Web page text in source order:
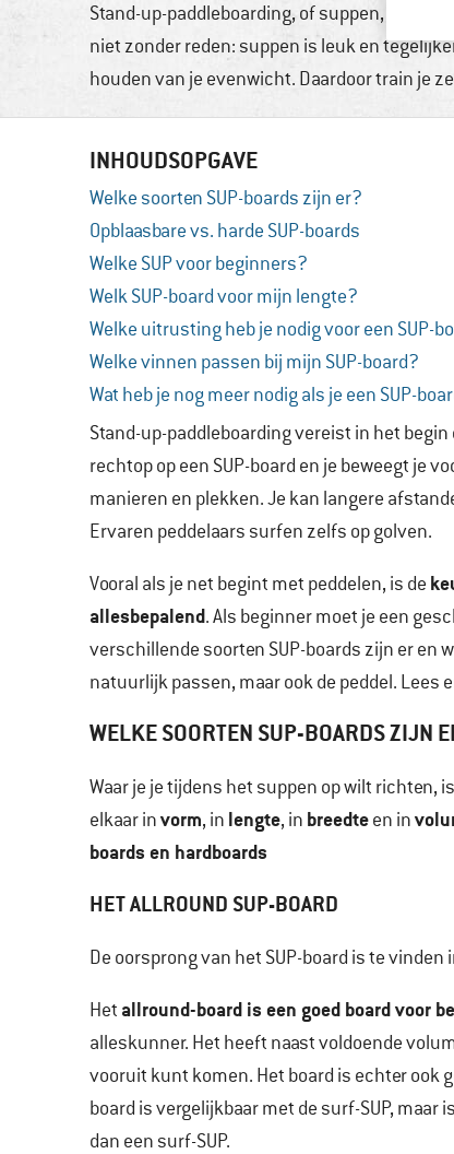
Stand-up-paddleboarding, of suppen, is niet
niet zonder reden: suppen is leuk en
houden van je evenwicht. Daardoor train je
INHOUDSOPGAVE
Welke soorten SUP-boards zijn er?
Opblaasbare vs. harde SUP-boards
Welke SUP voor beginners?
Welk SUP-board voor mijn lengte?
Welke uitrusting heb je nodig voor een SUP-
Welke vinnen passen bij mijn SUP-board?
Wat heb je nog meer nodig als je een SUP-
Stand-up-paddleboarding vereist in het
rechtop op een SUP-board en je beweegt je
manieren en plekken. Je kan langere
Ervaren peddelaars surfen zelfs op golven.
Vooral als je net begint met peddelen, is de
allesbepalend. Als beginner moet je een
verschillende soorten SUP-boards zijn er en
natuurlijk passen, maar ook de peddel. Lees
WELKE SOORTEN SUP-BOARDS ZIJN
Waar je je tijdens het suppen op wilt richten,
elkaar invorm, in lengte, in breedteen in
boards en hardboards
HET ALLROUND SUP-BOARD
De oorsprong van het SUP-board is te
Het allround-board is een goed board voor
alleskunner. Het heeft naast voldoende
vooruit kunt komen. Het board is echter ook
board is vergelijkbaar met de surf-SUP,
dan een surf-SUP.